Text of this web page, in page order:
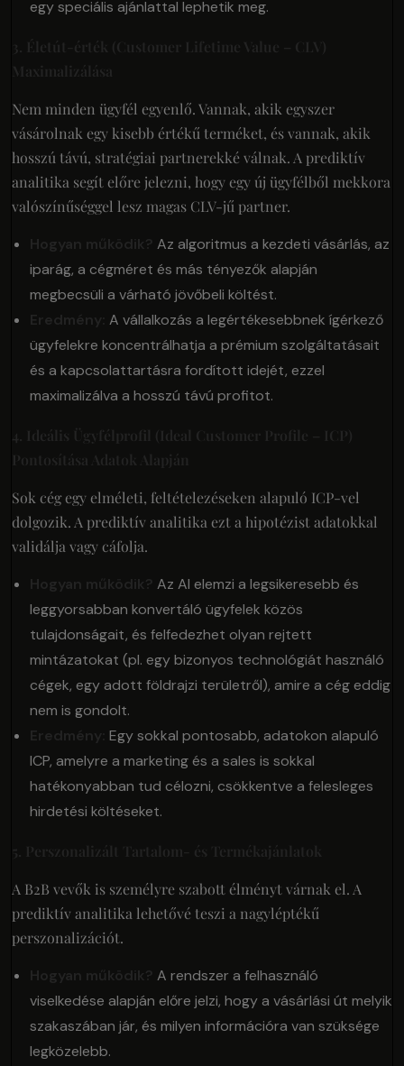
egy speciális ajánlattal lephetik meg.
3. Életút-érték (Customer Lifetime Value – CLV)
Maximalizálása
Nem minden ügyfél egyenlő. Vannak, akik egyszer
vásárolnak egy kisebb értékű terméket, és vannak, akik
hosszú távú, stratégiai partnerekké válnak. A prediktív
analitika segít előre jelezni, hogy egy új ügyfélből mekkora
valószínűséggel lesz magas CLV-jű partner.
Hogyan működik?
Az algoritmus a kezdeti vásárlás, az
iparág, a cégméret és más tényezők alapján
megbecsüli a várható jövőbeli költést.
A vállalkozás a legértékesebbnek ígérkező
ügyfelekre koncentrálhatja a prémium szolgáltatásait
és a kapcsolattartásra fordított idejét, ezzel
maximalizálva a hosszú távú profitot.
4. Ideális Ügyfélprofil (Ideal Customer Profile – ICP)
Pontosítása Adatok Alapján
Sok cég egy elméleti, feltételezéseken alapuló ICP-vel
dolgozik. A prediktív analitika ezt a hipotézist adatokkal
validálja vagy cáfolja.
Hogyan működik?
Az AI elemzi a legsikeresebb és
leggyorsabban konvertáló ügyfelek közös
tulajdonságait, és felfedezhet olyan rejtett
mintázatokat (pl. egy bizonyos technológiát használó
cégek, egy adott földrajzi területről), amire a cég eddig
nem is gondolt.
Egy sokkal pontosabb, adatokon alapuló
ICP, amelyre a marketing és a sales is sokkal
hatékonyabban tud célozni, csökkentve a felesleges
hirdetési költéseket.
5. Perszonalizált Tartalom- és Termékajánlatok
A B2B vevők is személyre szabott élményt várnak el. A
prediktív analitika lehetővé teszi a nagyléptékű
perszonalizációt.
Hogyan működik?
A rendszer a felhasználó
viselkedése alapján előre jelzi, hogy a vásárlási út melyik
szakaszában jár, és milyen információra van szüksége
legközelebb.